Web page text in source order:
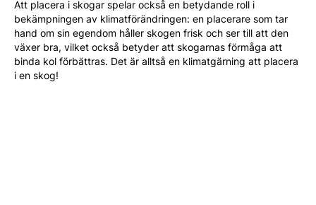
Att placera i skogar spelar också en betydande roll i
bekämpningen av klimatförändringen: en placerare som tar
hand om sin egendom håller skogen frisk och ser till att den
växer bra, vilket också betyder att skogarnas förmåga att
binda kol förbättras. Det är alltså en klimatgärning att placera
i en skog!